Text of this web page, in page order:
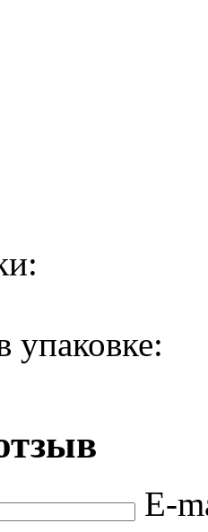
упаковке:
E-